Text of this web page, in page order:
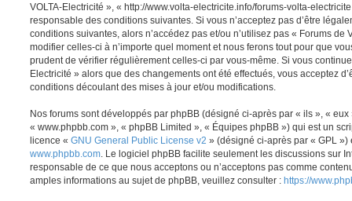
VOLTA-Electricité », « http://www.volta-electricite.info/forums-volta-
responsable des conditions suivantes. Si vous n’acceptez pas d’être
conditions suivantes, alors n’accédez pas et/ou n’utilisez pas « Forums de
modifier celles-ci à n’importe quel moment et nous ferons tout pour que
prudent de vérifier régulièrement celles-ci par vous-même. Si vous
Electricité » alors que des changements ont été effectués, vous acceptez
conditions découlant des mises à jour et/ou modifications.
Nos forums sont développés par phpBB (désigné ci-après par « ils », «
« www.phpbb.com », « phpBB Limited », « Équipes phpBB ») qui est un
licence « GNU General Public License v2 » (désigné ci-après par « GPL
www.phpbb.com. Le logiciel phpBB facilite seulement les discussions sur
responsable de ce que nous acceptons ou n’acceptons pas comme
amples informations au sujet de phpBB, veuillez consulter : https://